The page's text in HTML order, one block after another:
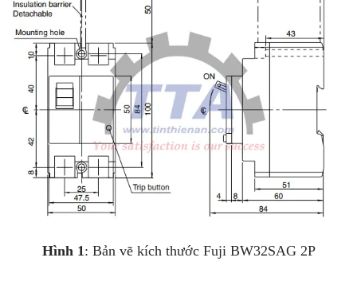
Hình 1: Bản vẽ kích thước Fuji BW32SAG 2P